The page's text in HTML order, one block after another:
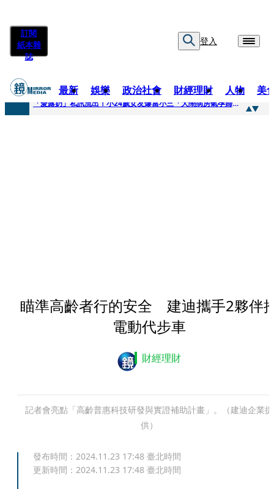
訂閱
紙本雜
誌
登入
最新 娛樂 政治社會 財經理財 人物 美
快訊
「愛露奶」私訊流出！小24歲女友爆當小三「大鬧病房氣孕婦」 姜厚任不忍回應了
瞄準高齡者行的安全 建迪攜手2夥伴
電動代步車
財經理財
記者會亮點「高齡普惠科技研發與實證補助計畫」。（建迪企業提
供）
發布時間： 2024.11.23 17:48 臺北時間
更新時間： 2024.11.23 17:48 臺北時間